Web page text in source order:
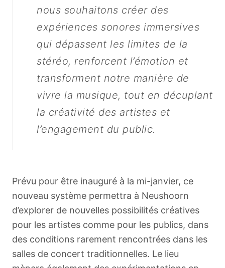
nous souhaitons créer des
expériences sonores immersives
qui dépassent les limites de la
stéréo, renforcent l’émotion et
transforment notre manière de
vivre la musique, tout en décuplant
la créativité des artistes et
l’engagement du public.
Prévu pour être inauguré à la mi-janvier, ce
nouveau système permettra à Neushoorn
d’explorer de nouvelles possibilités créatives
pour les artistes comme pour les publics, dans
des conditions rarement rencontrées dans les
salles de concert traditionnelles. Le lieu